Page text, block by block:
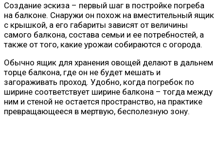
Создание эскиза – первый шаг в постройке погреба
на балконе. Снаружи он похож на вместительный ящик
с крышкой, а его габариты зависят от величины
самого балкона, состава семьи и ее потребностей, а
также от того, какие урожаи собираются с огорода.
Обычно ящик для хранения овощей делают в дальнем
торце балкона, где он не будет мешать и
загораживать проход. Удобно, когда погребок по
ширине соответствует ширине балкона – тогда между
ним и стеной не остается пространство, на практике
превращающееся в мертвую, бесполезную зону.